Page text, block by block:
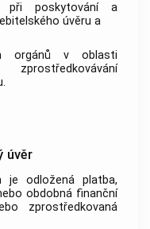
při poskytování a
úvěru a
orgánů v oblasti
.
úvěr
je odložená platba,
obdobná finanční
zprostředkovaná